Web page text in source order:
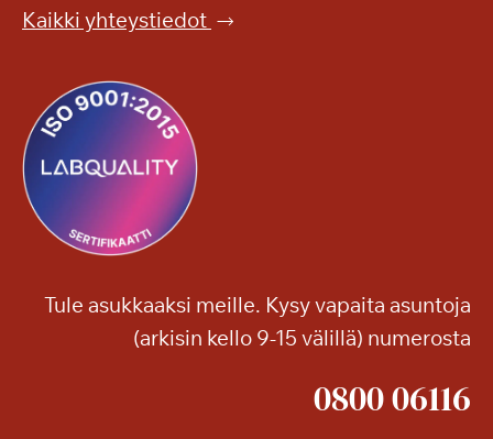
Kaikki yhteystiedot
Tule asukkaaksi meille. Kysy vapaita asuntoja
(arkisin kello 9-15 välillä) numerosta
0800 06116